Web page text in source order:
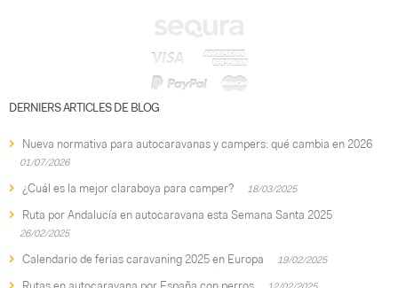
DERNIERS ARTICLES DE BLOG
Nueva normativa para autocaravanas y campers: qué cambia en 2026
01/07/2026
¿Cuál es la mejor claraboya para camper? 18/03/2025
Ruta por Andalucía en autocaravana esta Semana Santa 2025
26/02/2025
Calendario de ferias caravaning 2025 en Europa 19/02/2025